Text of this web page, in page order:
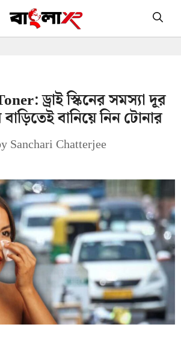
ড্রাই স্কিনের সমস্যা দূর
বানিয়ে নিন টোনার
Sanchari Chatterjee